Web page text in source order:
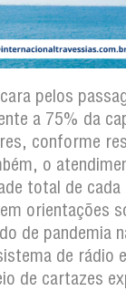
pelos
a 75% da
conforme
o
total de cada
orientações
de pandemia
de rádio
de cartazes